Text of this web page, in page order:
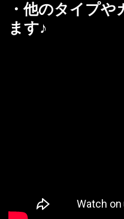
・他のタイプ
ます♪